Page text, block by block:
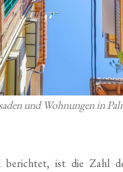
und Wohnungen in
ist die Zahl